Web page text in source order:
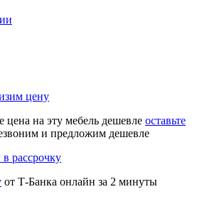
цену
цена на эту мебель дешевле оставьте
и предложим дешевле
рассрочку
от Т-Банка онлайн за 2 минуты